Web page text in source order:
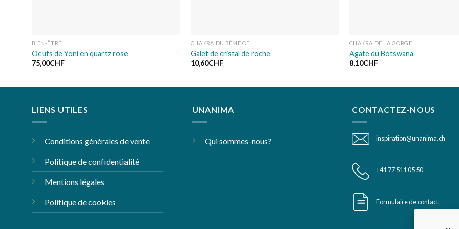
BIEN-ÊTRE
Oeufs de Yoni en quartz rose
75,00CHF
CHAKRA DU 3ÈME OEIL
Galet de cristal de roche
10,60CHF
CHAKRA DE LA GORGE
Agate du Botswana
8,10CHF
LIENS UTILES
Conditions générales de vente
Politique de confidentialité
Mentions légales
Politique de cookies
UNANIMA
Qui sommes-nous?
CONTACTEZ-NOUS
inspiration@unanima.ch
+41 77 511 05 50
Formulaire de contact